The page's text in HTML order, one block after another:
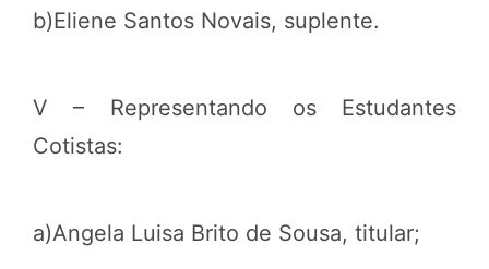
b)Eliene Santos Novais, suplente.
V – Representando os Estudantes
Cotistas:
a)Angela Luisa Brito de Sousa, titular;